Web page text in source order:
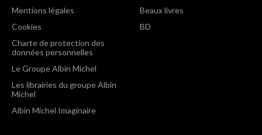
Mentions légales
Cookies
Charte de protection des
données personnelles
Le Groupe Albin Michel
Les librairies du groupe Albin
Michel
Albin Michel Imaginaire
Beaux livres
BD